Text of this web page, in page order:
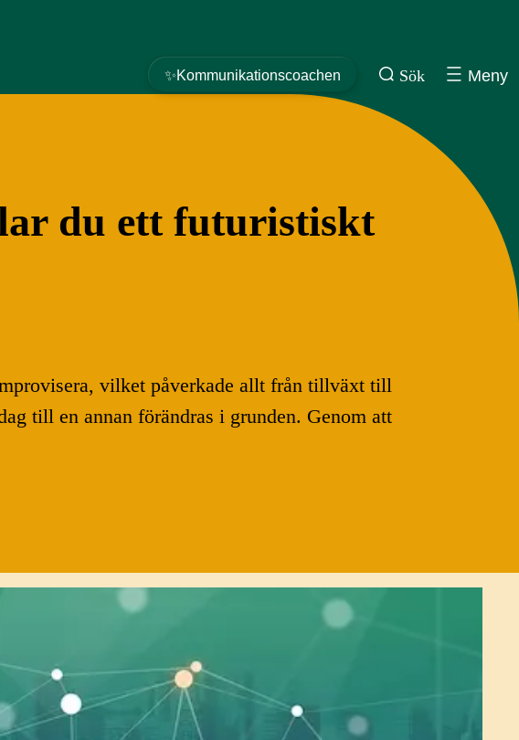
✨Kommunikationscoachen Sök Meny
du ett futuristiskt
vilket påverkade allt från tillväxt till
till en annan förändras i grunden. Genom att